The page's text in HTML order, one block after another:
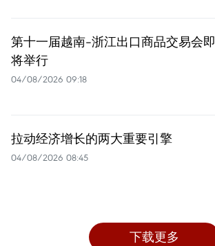
第十一届越南-浙江出口商品交易会即
将举行
04/08/2026 09:18
拉动经济增长的两大重要引擎
04/08/2026 08:45
下载更多